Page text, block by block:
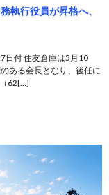
執行役員が昇格へ、
日付 住友倉庫は5月10
ある会長となり、後任に
62[…]